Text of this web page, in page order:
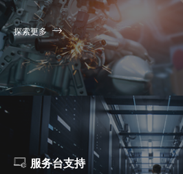
探索更多
服务台支持